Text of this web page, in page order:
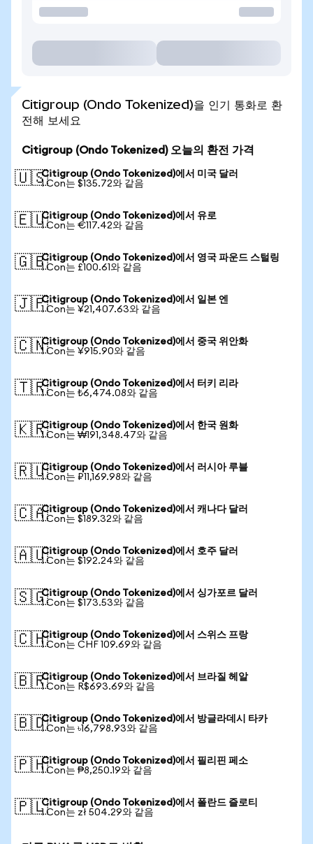
Citigroup (Ondo Tokenized)을 인기 통화로 환
전해 보세요
Citigroup (Ondo Tokenized) 오늘의 환전 가격
🇺🇸Citigroup (Ondo Tokenized)에서 미국 달러
1 Con는 $135.72와 같음
🇪🇺Citigroup (Ondo Tokenized)에서 유로
1 Con는 €117.42와 같음
🇬🇧Citigroup (Ondo Tokenized)에서 영국 파운드 스털링
1 Con는 £100.61와 같음
🇯🇵Citigroup (Ondo Tokenized)에서 일본 엔
1 Con는 ¥21,407.63와 같음
🇨🇳Citigroup (Ondo Tokenized)에서 중국 위안화
1 Con는 ¥915.90와 같음
🇹🇷Citigroup (Ondo Tokenized)에서 터키 리라
1 Con는 ₺6,474.08와 같음
🇰🇷Citigroup (Ondo Tokenized)에서 한국 원화
1 Con는 ₩191,348.47와 같음
🇷🇺Citigroup (Ondo Tokenized)에서 러시아 루블
1 Con는 ₽11,169.98와 같음
🇨🇦Citigroup (Ondo Tokenized)에서 캐나다 달러
1 Con는 $189.32와 같음
🇦🇺Citigroup (Ondo Tokenized)에서 호주 달러
1 Con는 $192.24와 같음
🇸🇬Citigroup (Ondo Tokenized)에서 싱가포르 달러
1 Con는 $173.53와 같음
🇨🇭Citigroup (Ondo Tokenized)에서 스위스 프랑
1 Con는 CHF 109.69와 같음
🇧🇷Citigroup (Ondo Tokenized)에서 브라질 헤알
1 Con는 R$693.69와 같음
🇧🇩Citigroup (Ondo Tokenized)에서 방글라데시 타카
1 Con는 ৳16,798.93와 같음
🇵🇭Citigroup (Ondo Tokenized)에서 필리핀 페소
1 Con는 ₱8,250.19와 같음
🇵🇱Citigroup (Ondo Tokenized)에서 폴란드 즐로티
1 Con는 zł 504.29와 같음